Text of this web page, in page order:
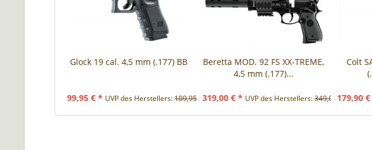
Glock 19 cal. 4,5 mm (.177) BB
99,95 € * UVP des Herstellers:109,95 € *
Beretta MOD. 92 FS XX-TREME,
4,5 mm (.177)...
319,00 € * UVP des Herstellers:349,00 € *
Colt
179,90